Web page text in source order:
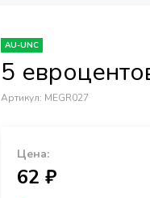
AU-UNC
5
Артикул: MEGR027
Цена:
62 ₽